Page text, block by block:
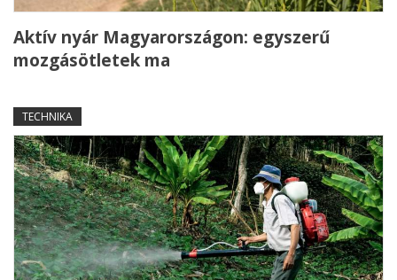
Aktív nyár Magyarországon: egyszerű
mozgásötletek ma
TECHNIKA